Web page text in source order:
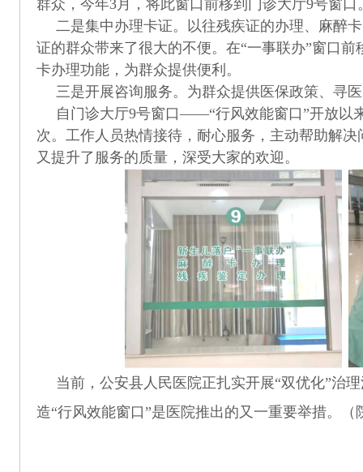
群众，今年3月，将此窗口前移到门诊大厅9号窗口
二是集中办理卡证。以往残疾证的办理、麻醉
证的群众带来了很大的不便。在“一事联办”窗口
卡办理功能，为群众提供便利。
三是开展咨询服务。为群众提供医保政策、寻
自门诊大厅9号窗口——“行风效能窗口”开放以
次。工作人员热情接待，耐心服务，主动帮助解
又提升了服务的质量，深受大家的欢迎。
当前，公安县人民医院正扎实开展“双优化”治
造“行风效能窗口”是医院推出的又一重要举措。（